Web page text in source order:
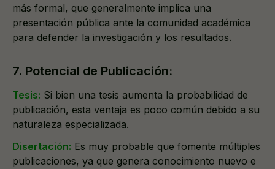
más formal, que generalmente implica una
presentación pública ante la comunidad académica
para defender la investigación y los resultados.
7. Potencial de Publicación:
Tesis: Si bien una tesis aumenta la probabilidad de
publicación, esta ventaja es poco común debido a su
naturaleza especializada.
Disertación: Es muy probable que fomente múltiples
publicaciones, ya que genera conocimiento nuevo e